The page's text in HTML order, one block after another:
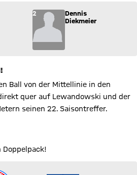
(16) kommt für Dennis Diekmeier
2
Dennis
Diekmeier
Ball von der Mittellinie in den
quer auf Lewandowski und der
seinen 22. Saisontreffer.